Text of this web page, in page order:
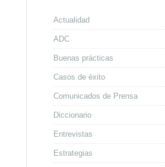
Actualidad
ADC
Buenas prácticas
Casos de éxito
Comunicados de Prensa
Diccionario
Entrevistas
Estrategias